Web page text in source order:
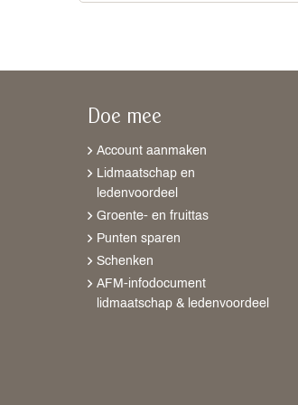
Doe mee
Account aanmaken
Lidmaatschap en
ledenvoordeel
Groente- en fruittas
Punten sparen
Schenken
AFM-infodocument
lidmaatschap & ledenvoordeel